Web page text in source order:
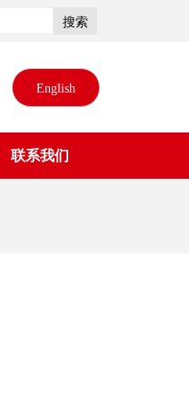
搜索
English
联系我们